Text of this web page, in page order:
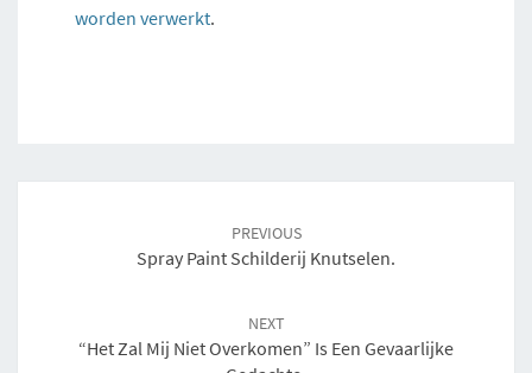
worden verwerkt.
PREVIOUS
Spray Paint Schilderij Knutselen.
NEXT
“Het Zal Mij Niet Overkomen” Is Een Gevaarlijke